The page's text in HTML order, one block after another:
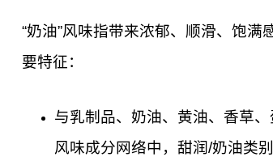
“奶油”风味指带来浓郁、顺滑、饱
要特征：
与乳制品、奶油、黄油、香草
风味成分网络中，甜润/奶油类别